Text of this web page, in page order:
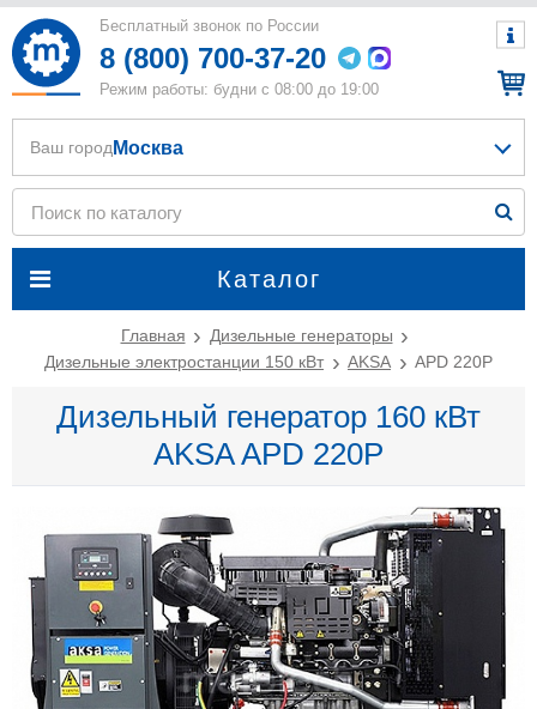
Бесплатный звонок по России
8 (800) 700-37-20
Режим работы: будни с 08:00 до 19:00
Каталог
Ваш город Москва
Главная
Дизельные генераторы
Дизельные электростанции 150 кВт
AKSA APD 220P
Дизельный генератор 160 кВт
AKSA APD 220P